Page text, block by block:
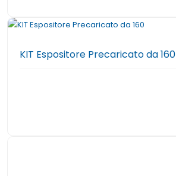
KIT Espositore Precaricato da 160